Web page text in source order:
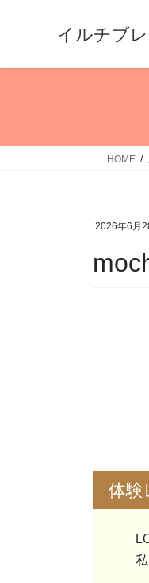
ン
ー
イルチブ
HOME
2026年6月
体験